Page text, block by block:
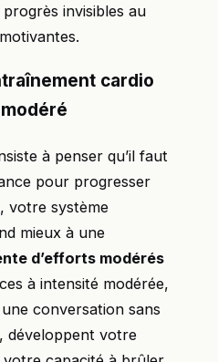
invisibles au
cardio
à penser qu’il faut
pour progresser
votre système
mieux à une
d’efforts modérés
à intensité modérée,
conversation sans
développent votre